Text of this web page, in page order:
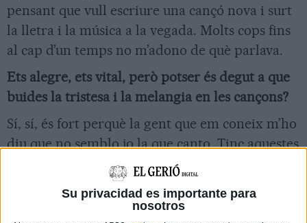
Su privacidad es importante para
nosotros
pensant que vull escriure una cançó nova i surt
la lletra i la música a la vegada. Molts cops fins
al cap d’un temps no m’adono de què parlava.
Ets alegre, ets vital, però potser és degut a que
buides la tristesa i la melangia en les cançons?
Sí, sí, és fort perquè la gent que em coneix m’ho
diu que no semblo jo la que canto. Tinc aquestes
dues parts i em costa molt sortir de la nostàlgia
a l’hora d’escriure. Ho intento i m’agradaria
tocar coses més divertides però sempre hi ha